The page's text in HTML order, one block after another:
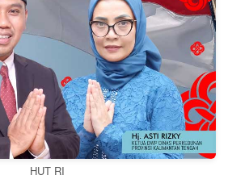
HUT RI